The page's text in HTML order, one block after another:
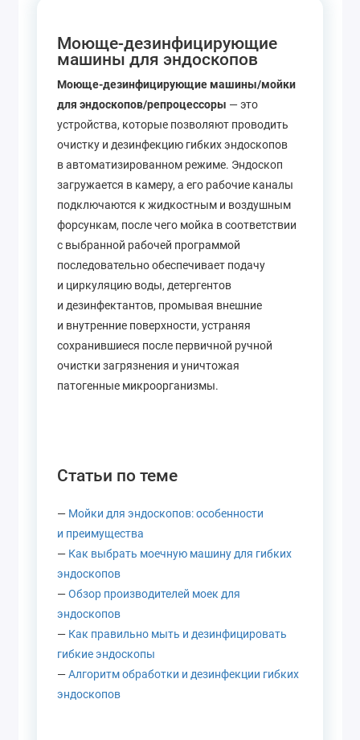
Моюще-дезинфицирующие
машины для эндоскопов
Моюще-дезинфицирующие машины/мойки
для эндоскопов/репроцессоры — это
устройства, которые позволяют проводить
очистку и дезинфекцию гибких эндоскопов
в автоматизированном режиме. Эндоскоп
загружается в камеру, а его рабочие каналы
подключаются к жидкостным и воздушным
форсункам, после чего мойка в соответствии
с выбранной рабочей программой
последовательно обеспечивает подачу
и циркуляцию воды, детергентов
и дезинфектантов, промывая внешние
и внутренние поверхности, устраняя
сохранившиеся после первичной ручной
очистки загрязнения и уничтожая
патогенные микроорганизмы.
Статьи по теме
— Мойки для эндоскопов: особенности
и преимущества
— Как выбрать моечную машину для гибких
эндоскопов
—Обзор производителей моек для
эндоскопов
— Как правильно мыть и дезинфицировать
гибкие эндоскопы
—Алгоритм обработки и дезинфекции гибких
эндоскопов